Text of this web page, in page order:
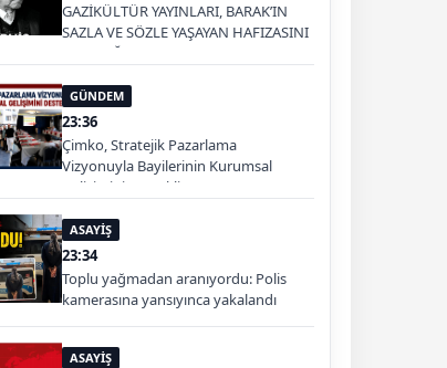
GAZİKÜLTÜR YAYINLARI, BARAK’IN
SAZLA VE SÖZLE YAŞAYAN HAFIZASINI
GELECEĞE TAŞIYOR
GÜNDEM
23:36
Çimko, Stratejik Pazarlama
Vizyonuyla Bayilerinin Kurumsal
Gelişimini Destekliyor
ASAYİŞ
23:34
Toplu yağmadan aranıyordu: Polis
kamerasına yansıyınca yakalandı
ASAYİŞ